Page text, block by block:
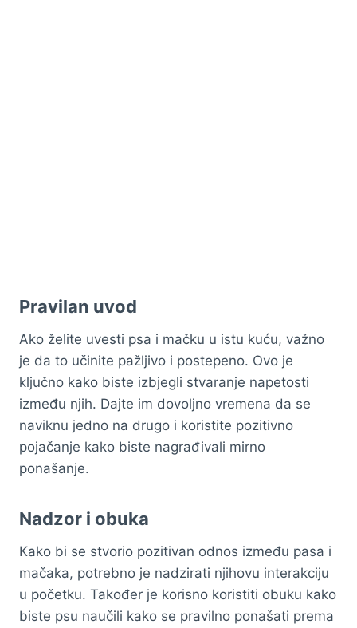
Pravilan uvod
Ako želite uvesti psa i mačku u istu kuću, važno
je da to učinite pažljivo i postepeno. Ovo je
ključno kako biste izbjegli stvaranje napetosti
između njih. Dajte im dovoljno vremena da se
naviknu jedno na drugo i koristite pozitivno
pojačanje kako biste nagrađivali mirno
ponašanje.
Nadzor i obuka
Kako bi se stvorio pozitivan odnos između pasa i
mačaka, potrebno je nadzirati njihovu interakciju
u početku. Također je korisno koristiti obuku kako
biste psu naučili kako se pravilno ponašati prema